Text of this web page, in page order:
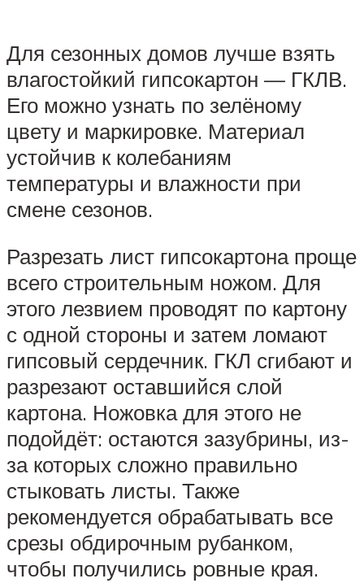
Для сезонных домов лучше взять
влагостойкий гипсокартон — ГКЛВ.
Его можно узнать по зелёному
цвету и маркировке. Материал
устойчив к колебаниям
температуры и влажности при
смене сезонов.
Разрезать лист гипсокартона проще
всего строительным ножом. Для
этого лезвием проводят по картону
с одной стороны и затем ломают
гипсовый сердечник. ГКЛ сгибают и
разрезают оставшийся слой
картона. Ножовка для этого не
подойдёт: остаются зазубрины, из-
за которых сложно правильно
стыковать листы. Также
рекомендуется обрабатывать все
срезы обдирочным рубанком,
чтобы получились ровные края.